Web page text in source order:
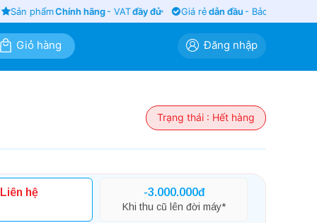
Sản phẩmChính hãng- VATđầy đủ Giá rẻdẫn đầu- Bảo hành
Giỏ hàng Đăng nhập
Trạng thái : Hết hàng
Liên hệ -3.000.000đ
Khi thu cũ lên đời máy*